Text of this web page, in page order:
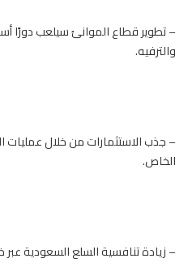
– تطوير قطاع الموانئ سيلعب دورًا
والترفيه.
– جذب الاستثمارات من خلال
الخاص.
– زيادة تنافسية السلع السعودية